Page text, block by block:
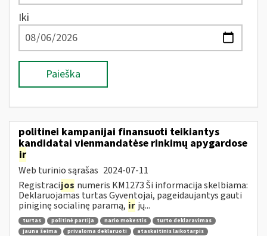
Iki
Paieška
politinei kampanijai finansuoti teikiantys
kandidatai vienmandatėse rinkimų apygardose
ir
Web turinio sąrašas 2024-07-11
Registracijos numeris KM1273 Ši informacija skelbiama:
Deklaruojamas turtas Gyventojai, pageidaujantys gauti
piniginę socialinę paramą, ir jų...
turtas politinė partija nario mokestis
turto deklaravimas
jauna šeima
privaloma deklaruoti
ataskaitinis laikotarpis